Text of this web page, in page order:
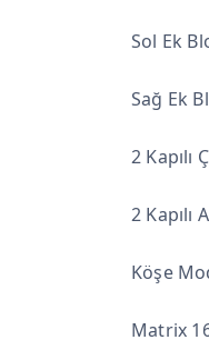
Sol Ek
Sağ Ek
2 Kapılı
2 Kapılı
Köşe
Matrix